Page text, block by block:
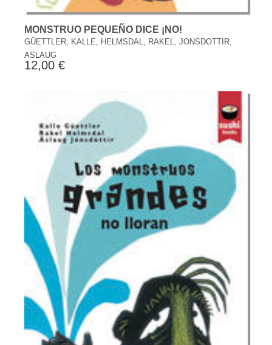
MONSTRUO PEQUEÑO DICE ¡NO!
GÜETTLER, KALLE, HELMSDAL, RAKEL, JONSDOTTIR,
ASLAUG
12,00 €